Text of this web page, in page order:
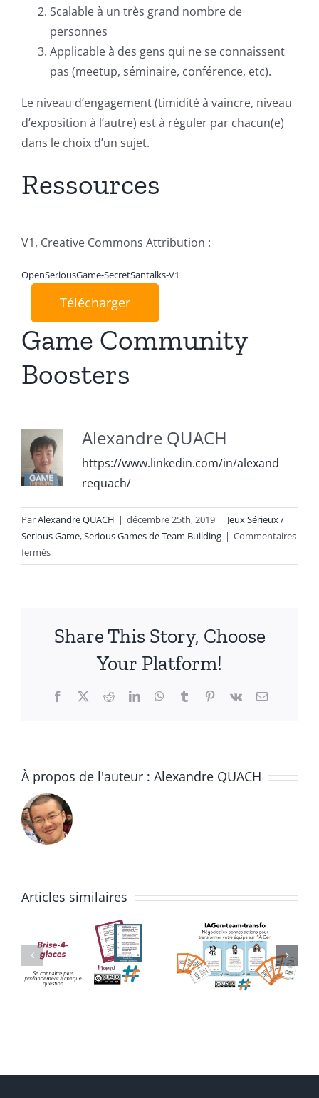
Scalable à un très grand nombre de
personnes
Applicable à des gens qui ne se connaissent
pas (meetup, séminaire, conférence, etc).
Le niveau d’engagement (timidité à vaincre, niveau
d’exposition à l’autre) est à réguler par chacun(e)
dans le choix d’un sujet.
Ressources
V1, Creative Commons Attribution :
OpenSeriousGame-SecretSantalks-V1
Télécharger
Game Community
Boosters
Alexandre QUACH
https://www.linkedin.com/in/alexand
requach/
ParAlexandre QUACH | décembre 25th, 2019 | Jeux Sérieux /
Serious Game,Serious Games de Team Building | Commentaires
ferméssur
Secret
Share This Story, Choose
Your Platform!
Facebook
X RedditLinkedInWhatsApp
TumblrPinterest
Vk Email
À propos de l'auteur : Alexandre QUACH
Articles similaires
IAGen-
Team-
de SCRUM